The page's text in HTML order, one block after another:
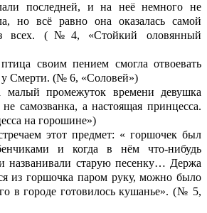
последней, и на неё немного не
но всё равно она оказалась самой
всех. (№4, «Стойкий оловянный
своим пением смогла отвоевать
у Смерти. (№ 6, «Соловей»)
малый промежуток времени девушка
не самозванка, а настоящая принцесса.
на горошине»)
этот предмет: « горшочек был
и когда в нём что-нибудь
названивали старую песенку… Держа
из горшочка паром руку, можно было
в городе готовилось кушанье». (№ 5,